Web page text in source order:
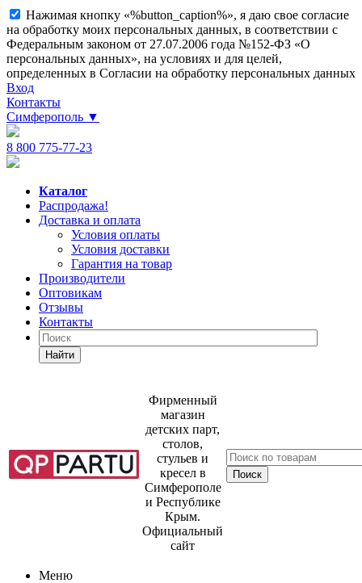
Нажимая кнопку «%button_caption%», я даю свое согласие
на обработку моих персональных данных, в соответствии с
Федеральным законом от 27.07.2006 года №152-ФЗ «О
персональных данных», на условиях и для целей,
определенных в Согласии на обработку персональных данных
Вход
Контакты
Симферополь ▼
8 800 775-77-23
Каталог
Распродажа!
Доставка и оплата
Условия оплаты
Условия доставки
Гарантия на товар
Производители
Оптовикам
Отзывы
Контакты
Найти
Фирменный
магазин
детских парт,
столов,
стульев и
кресел в
Симферополе
и Республике
Крым.
Официальный
сайт
Меню